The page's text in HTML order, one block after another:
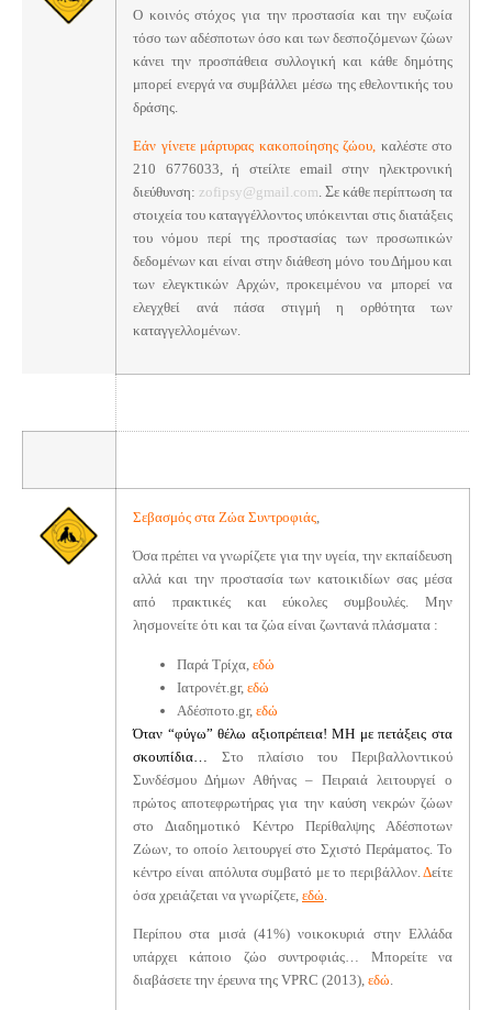
Ο κοινός στόχος για την προστασία και την ευζωία
τόσο των αδέσποτων όσο και των δεσποζόμενων ζώων
κάνει την προσπάθεια συλλογική και κάθε δημότης
μπορεί ενεργά να συμβάλλει μέσω της εθελοντικής του
δράσης.
Εάν γίνετε μάρτυρας κακοποίησης ζώου, καλέστε στο
210 6776033,ή στείλτε email στην ηλεκτρονική
διεύθυνση: zofipsy@gmail.com. Σε κάθε περίπτωση τα
στοιχεία του καταγγέλλοντος υπόκεινται στις διατάξεις
του νόμου περί της προστασίας των προσωπικών
δεδομένων και είναι στην διάθεση μόνο του Δήμου και
των ελεγκτικών Αρχών, προκειμένου να μπορεί να
ελεγχθεί ανά πάσα στιγμή η ορθότητα των
καταγγελλομένων.
Σεβασμός στα Ζώα Συντροφιάς,
Όσα πρέπει να γνωρίζετε για την υγεία, την εκπαίδευση
αλλά και την προστασία των κατοικιδίων σας μέσα
από πρακτικές και εύκολες συμβουλές. Μην
λησμονείτε ότι και τα ζώα είναι ζωντανά πλάσματα :
Παρά Τρίχα, εδώ
Ιατρονέτ.gr, εδώ
Αδέσποτο.gr, εδώ
Όταν “φύγω” θέλω αξιοπρέπεια! ΜΗ με πετάξεις στα
σκουπίδια…
Στο πλαίσιο του Περιβαλλοντικού
Συνδέσμου Δήμων Αθήνας – Πειραιά λειτουργεί ο
πρώτος αποτεφρωτήρας για την καύση νεκρών ζώων
στο Διαδημοτικό Κέντρο Περίθαλψης Αδέσποτων
Ζώων, το οποίο λειτουργεί στο Σχιστό Περάματος. Το
κέντρο είναι απόλυτα συμβατό με το περιβάλλον. Δείτε
όσα χρειάζεται να γνωρίζετε, εδώ
Περίπου στα μισά (41%) νοικοκυριά στην Ελλάδα
υπάρχει κάποιο ζώο συντροφιάς… Μπορείτε να
διαβάσετε την έρευνα της VPRC (2013), εδώ.